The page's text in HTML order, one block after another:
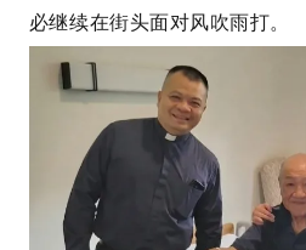
必继续在街头面对风吹雨打。